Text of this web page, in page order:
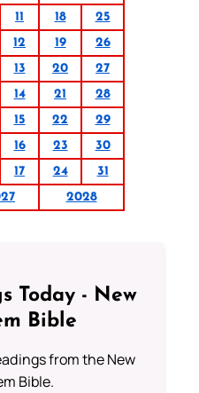
11 18
25
12 19
26
13 20
27
14 21
28
15 22
29
16 23
30
17 24
31
2028
Today - New
Bible
from the New
Bible.